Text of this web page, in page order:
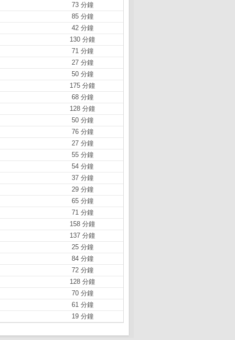
73 分鐘
85 分鐘
42 分鐘
130 分鐘
71 分鐘
27 分鐘
50 分鐘
175 分鐘
68 分鐘
128 分鐘
50 分鐘
76 分鐘
27 分鐘
55 分鐘
54 分鐘
37 分鐘
29 分鐘
65 分鐘
71 分鐘
158 分鐘
137 分鐘
25 分鐘
84 分鐘
72 分鐘
128 分鐘
70 分鐘
61 分鐘
19 分鐘